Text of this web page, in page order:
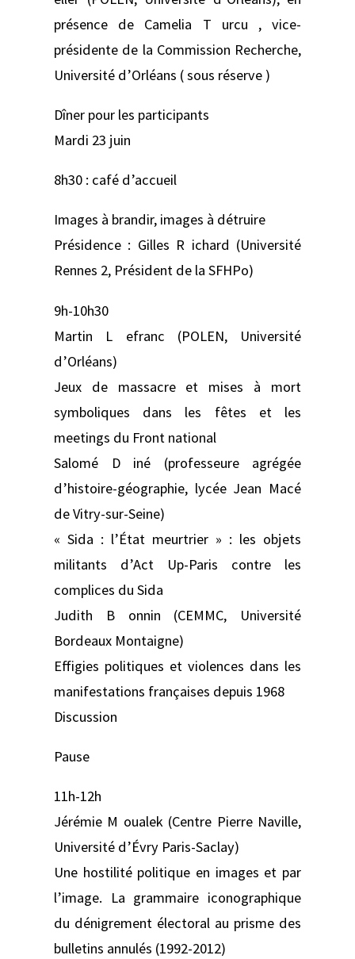
présence de Camelia T urcu , vice-
présidente de la Commission Recherche,
Université d’Orléans ( sous réserve )
Dîner pour les participants
Mardi 23 juin
8h30 : café d’accueil
Images à brandir, images à détruire
Présidence : Gilles R ichard (Université
Rennes 2, Président de la SFHPo)
9h-10h30
Martin L efranc (POLEN, Université
d’Orléans)
Jeux de massacre et mises à mort
symboliques dans les fêtes et les
meetings du Front national
Salomé D iné (professeure agrégée
d’histoire-géographie, lycée Jean Macé
de Vitry-sur-Seine)
« Sida : l’État meurtrier » : les objets
militants d’Act Up-Paris contre les
complices du Sida
Judith B onnin (CEMMC, Université
Bordeaux Montaigne)
Effigies politiques et violences dans les
manifestations françaises depuis 1968
Discussion
Pause
11h-12h
Jérémie M oualek (Centre Pierre Naville,
Université d’Évry Paris-Saclay)
Une hostilité politique en images et par
l’image. La grammaire iconographique
du dénigrement électoral au prisme des
bulletins annulés (1992-2012)